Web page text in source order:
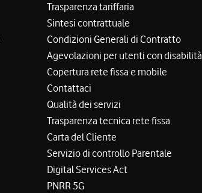
Trasparenza tariffaria
Sintesi contrattuale
Condizioni Generali di Contratto
Agevolazioni per utenti con disabilità
Copertura rete fissa e mobile
Contattaci
Qualità dei servizi
Trasparenza tecnica rete fissa
Carta del Cliente
Servizio di controllo Parentale
Digital Services Act
PNRR 5G